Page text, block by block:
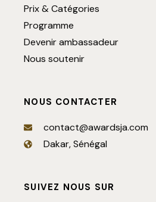
Prix & Catégories
Programme
Devenir ambassadeur
Nous soutenir
NOUS CONTACTER
contact@awardsja.com
Dakar, Sénégal
SUIVEZ NOUS SUR